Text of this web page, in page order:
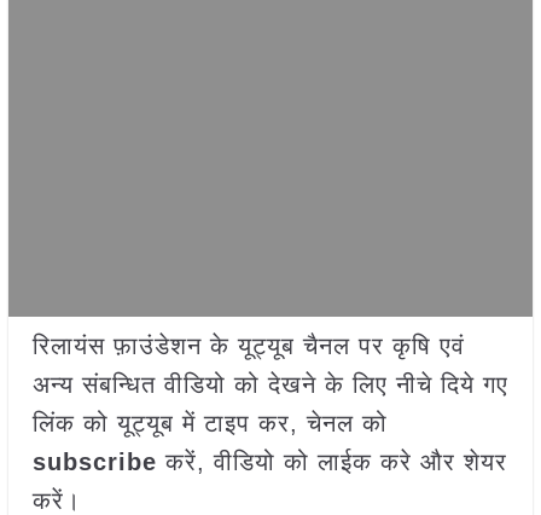
रिलायंस फ़ाउंडेशन के यूट्यूब चैनल पर कृषि एवं
अन्य संबन्धित वीडियो को देखने के लिए नीचे दिये गए
लिंक को यूट्यूब में टाइप कर, चेनल को
subscribe करें, वीडियो को लाईक करे और शेयर
करें।